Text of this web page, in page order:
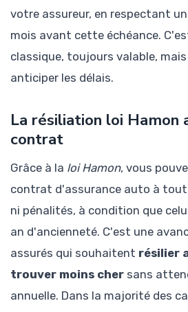
votre assureur, en respectant
mois avant cette échéance.
classique, toujours valable,
anticiper les délais.
La résiliation loi Hamon
contrat
Grâce à la loi Hamon, vous
contrat d'assurance auto à
ni pénalités, à condition que
an d'ancienneté. C'est une
assurés qui souhaitent résilier
trouver moins cher sans
annuelle. Dans la majorité des